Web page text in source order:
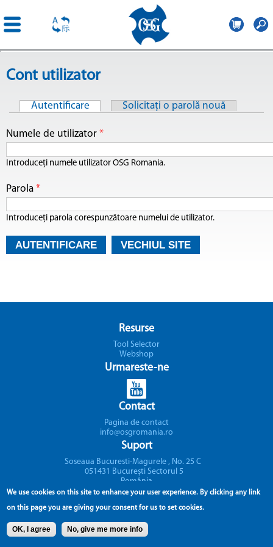
conţinutul
Romania
Cont utilizator
Taburi primare
Autentificare (tab activ)Solicitaţi o parolă nouă
Numele de utilizator *
Introduceţi numele utilizator OSG Romania.
Parola *
Introduceţi parola corespunzătoare numelui de utilizator.
VECHIUL SITE
Resurse
Tool Selector
Webshop
Urmareste-ne
Contact
Pagina de contact
info@osgromania.ro
Suport
Soseaua Bucuresti-Magurele , No. 25 C
051431 Bucureşti Sectorul 5
România
We use cookies on this site to enhance your user experience. By clicking any link
on this page you are giving your consent for us to set cookies.
OK, I agree No, give me more info